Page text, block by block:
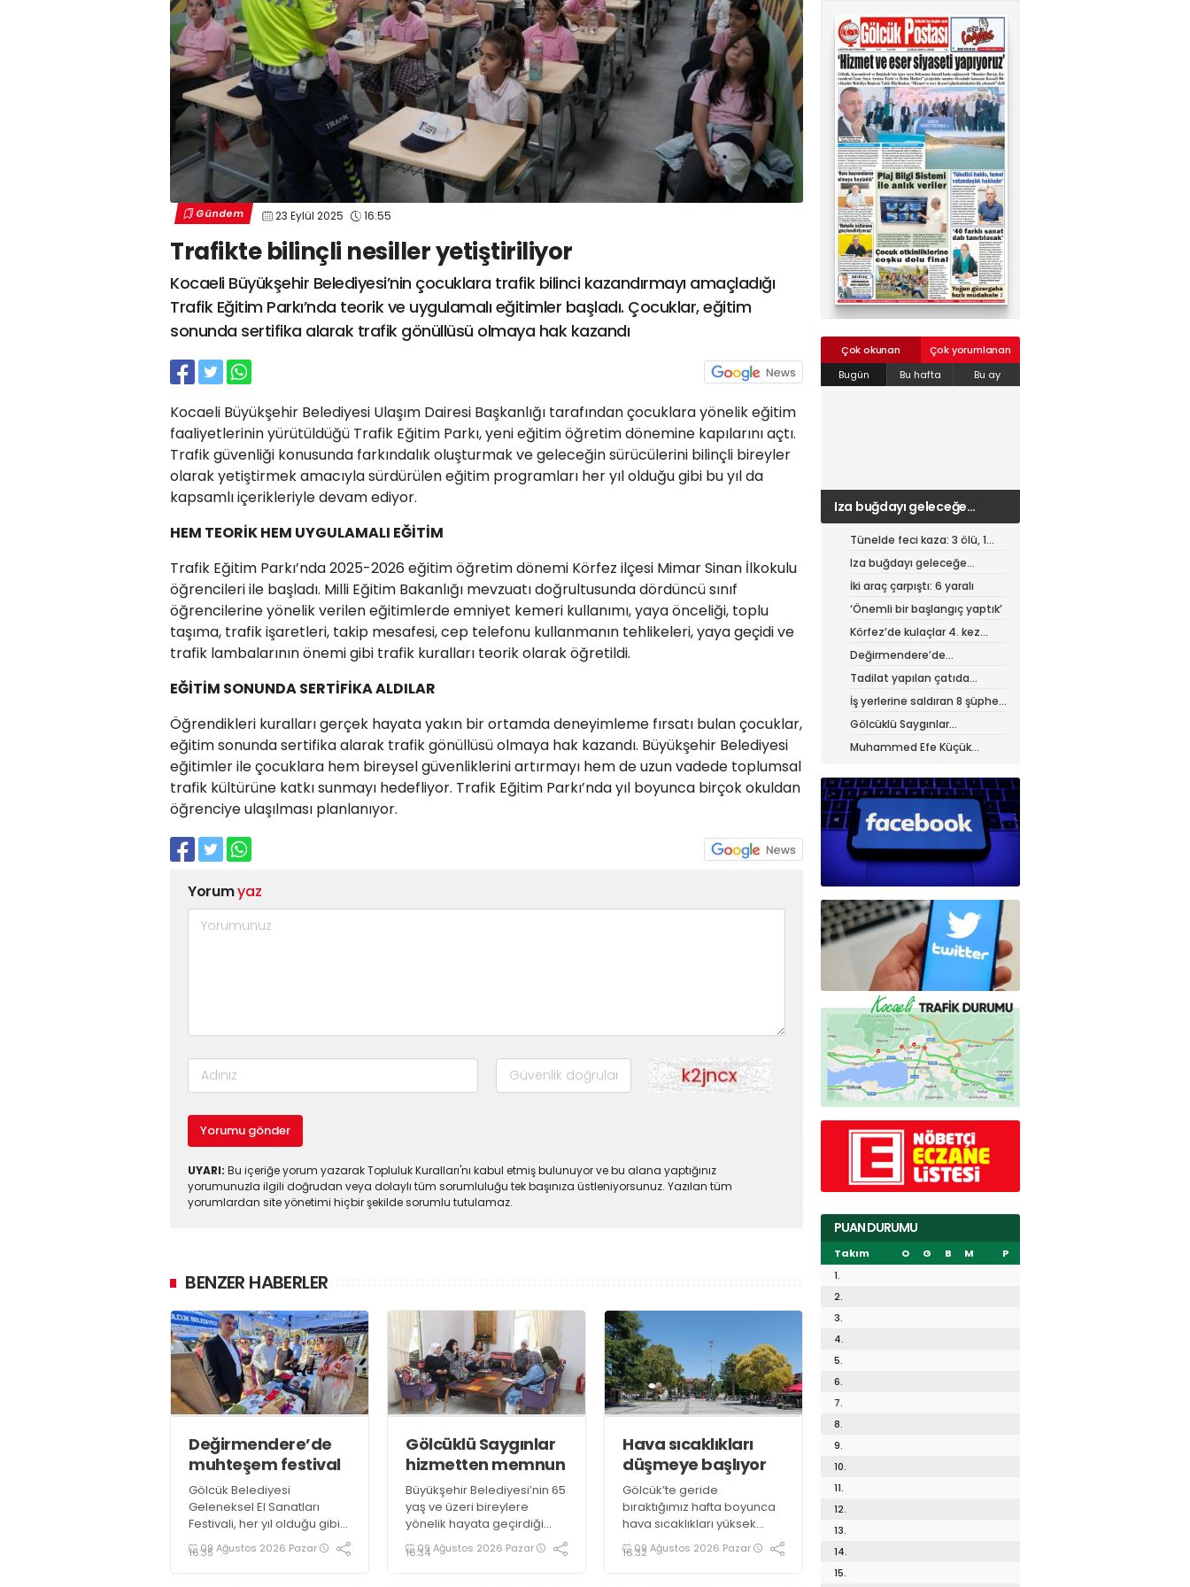
Gündem 23 Eylül 2025 16:55
Trafikte bilinçli nesiller yetiştiriliyor
Kocaeli Büyükşehir Belediyesi’nin çocuklara trafik bilinci kazandırmayı amaçladığı
Trafik Eğitim Parkı’nda teorik ve uygulamalı eğitimler başladı. Çocuklar, eğitim
sonunda sertifika alarak trafik gönüllüsü olmaya hak kazandı
Kocaeli Büyükşehir Belediyesi Ulaşım Dairesi Başkanlığı tarafından çocuklara yönelik eğitim
faaliyetlerinin yürütüldüğü Trafik Eğitim Parkı, yeni eğitim öğretim dönemine kapılarını açtı.
Trafik güvenliği konusunda farkındalık oluşturmak ve geleceğin sürücülerini bilinçli bireyler
olarak yetiştirmek amacıyla sürdürülen eğitim programları her yıl olduğu gibi bu yıl da
kapsamlı içerikleriyle devam ediyor.
HEM TEORİK HEM UYGULAMALI EĞİTİM
Trafik Eğitim Parkı’nda 2025-2026 eğitim öğretim dönemi Körfez ilçesi Mimar Sinan İlkokulu
öğrencileri ile başladı. Milli Eğitim Bakanlığı mevzuatı doğrultusunda dördüncü sınıf
öğrencilerine yönelik verilen eğitimlerde emniyet kemeri kullanımı, yaya önceliği, toplu
taşıma, trafik işaretleri, takip mesafesi, cep telefonu kullanmanın tehlikeleri, yaya geçidi ve
trafik lambalarının önemi gibi trafik kuralları teorik olarak öğretildi.
EĞİTİM SONUNDA SERTİFİKA ALDILAR
Öğrendikleri kuralları gerçek hayata yakın bir ortamda deneyimleme fırsatı bulan çocuklar,
eğitim sonunda sertifika alarak trafik gönüllüsü olmaya hak kazandı. Büyükşehir Belediyesi
eğitimler ile çocuklara hem bireysel güvenliklerini artırmayı hem de uzun vadede toplumsal
trafik kültürüne katkı sunmayı hedefliyor. Trafik Eğitim Parkı’nda yıl boyunca birçok okuldan
öğrenciye ulaşılması planlanıyor.
Yorumyaz
Yorumu gönder
UYARI: Bu içeriğe yorum yazarak Topluluk Kuralları'nı kabul etmiş bulunuyor ve bu alana yaptığınız
yorumunuzla ilgili doğrudan veya dolaylı tüm sorumluluğu tek başınıza üstleniyorsunuz. Yazılan tüm
yorumlardan site yönetimi hiçbir şekilde sorumlu tutulamaz.
BENZER HABERLER
Değirmendere’de
muhteşem festival
Gölcük Belediyesi
Geleneksel El Sanatları
Festivali, her yıl olduğu gibi
bu yıl da göz nuru binlerce
ürün ve el emeği ustası
09 Ağustos 2026 Pazar
16:35
Gölcüklü Saygınlar
hizmetten memnun
Büyükşehir Belediyesi’nin 65
yaş ve üzeri bireylere
yönelik hayata geçirdiği
“Saygınlar Kulübü”, İzmit’in
ardından Gölcük’te hizmete
09 Ağustos 2026 Pazar
16:34
Hava sıcaklıkları
düşmeye başlıyor
Gölcük’te geride
bıraktığımız hafta boyunca
hava sıcaklıkları yüksek
seviyelerde seyretmiş,
güneşli hava özellikle öğle
09 Ağustos 2026 Pazar
16:32
Çok okunan
Çok yorumlanan
Bugün
Bu hafta Bu ay
Iza buğdayı geleceğe
taşınıyor
Tünelde feci kaza: 3 ölü, 1
ağır yaralı
Iza buğdayı geleceğe
taşınıyor
İki araç çarpıştı: 6 yaralı
‘Önemli bir başlangıç yaptık’
Körfez’de kulaçlar 4. kez
atıldı
Değirmendere’de
muhteşem festival
Tadilat yapılan çatıda
yangın
İş yerlerine saldıran 8 şüpheli
tutuklandı
Gölcüklü Saygınlar
hizmetten memnun
Muhammed Efe Küçük
PUAN DURUMU
Takım O G B M
P
1.
2.
3.
4.
5.
6.
7.
8.
9.
10.
11.
12.
13.
14.
15.
02624132333
haber@golcukpostasi.com